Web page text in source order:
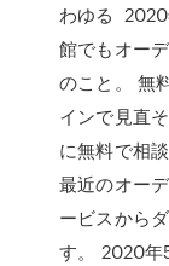
わゆる 2020
館でもオー
のこと。 無
インで見直
に無料で相
最近のオー
ービスから
す。 2020年